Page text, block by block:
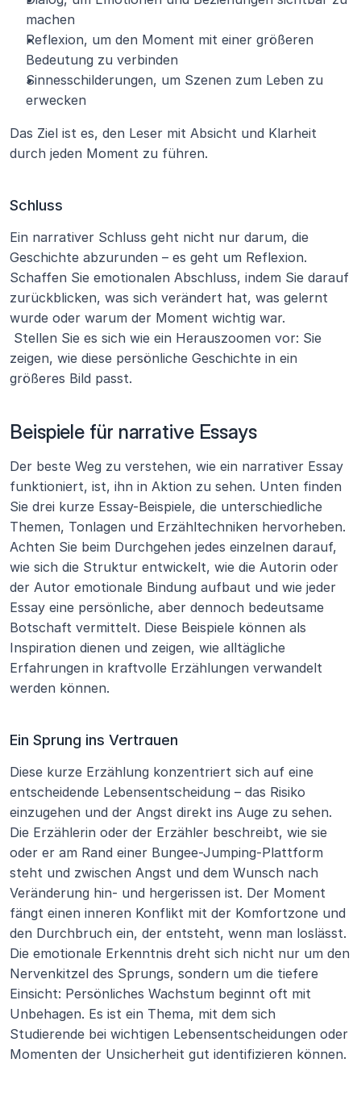
machen
Reflexion, um den Moment mit einer größeren
Bedeutung zu verbinden
Sinnesschilderungen, um Szenen zum Leben zu
erwecken
Das Ziel ist es, den Leser mit Absicht und Klarheit
durch jeden Moment zu führen.
Schluss
Ein narrativer Schluss geht nicht nur darum, die
Geschichte abzurunden – es geht um Reflexion.
Schaffen Sie emotionalen Abschluss, indem Sie darauf
zurückblicken, was sich verändert hat, was gelernt
wurde oder warum der Moment wichtig war.
zeigen, wie diese persönliche Geschichte in ein
größeres Bild passt.
Beispiele für narrative Essays
Der beste Weg zu verstehen, wie ein narrativer Essay
funktioniert, ist, ihn in Aktion zu sehen. Unten finden
Sie drei kurze Essay-Beispiele, die unterschiedliche
Themen, Tonlagen und Erzähltechniken hervorheben.
Achten Sie beim Durchgehen jedes einzelnen darauf,
wie sich die Struktur entwickelt, wie die Autorin oder
der Autor emotionale Bindung aufbaut und wie jeder
Essay eine persönliche, aber dennoch bedeutsame
Botschaft vermittelt. Diese Beispiele können als
Inspiration dienen und zeigen, wie alltägliche
Erfahrungen in kraftvolle Erzählungen verwandelt
werden können.
Ein Sprung ins Vertrauen
Diese kurze Erzählung konzentriert sich auf eine
entscheidende Lebensentscheidung – das Risiko
einzugehen und der Angst direkt ins Auge zu sehen.
Die Erzählerin oder der Erzähler beschreibt, wie sie
oder er am Rand einer Bungee-Jumping-Plattform
steht und zwischen Angst und dem Wunsch nach
Veränderung hin- und hergerissen ist. Der Moment
fängt einen inneren Konflikt mit der Komfortzone und
den Durchbruch ein, der entsteht, wenn man loslässt.
Die emotionale Erkenntnis dreht sich nicht nur um den
Nervenkitzel des Sprungs, sondern um die tiefere
Einsicht: Persönliches Wachstum beginnt oft mit
Unbehagen. Es ist ein Thema, mit dem sich
Studierende bei wichtigen Lebensentscheidungen oder
Momenten der Unsicherheit gut identifizieren können.